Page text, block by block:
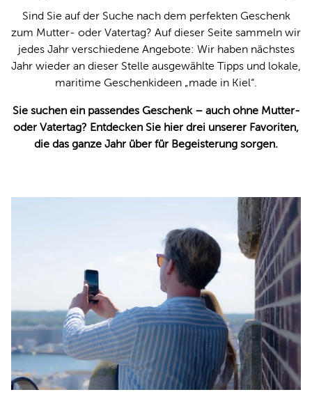
Sind Sie auf der Suche nach dem perfekten Geschenk
zum Mutter- oder Vatertag? Auf dieser Seite sammeln wir
jedes Jahr verschiedene Angebote: Wir haben nächstes
Jahr wieder an dieser Stelle ausgewählte Tipps und lokale,
maritime Geschenkideen „made in Kiel“.
Sie suchen ein passendes Geschenk – auch ohne Mutter-
oder Vatertag? Entdecken Sie hier drei unserer Favoriten,
die das ganze Jahr über für Begeisterung sorgen.